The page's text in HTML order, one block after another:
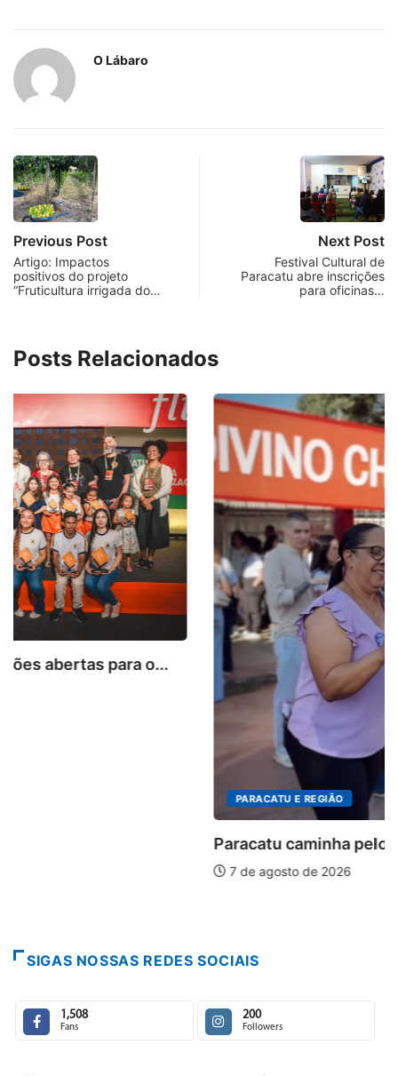
O Lábaro
Previous Post
Artigo: Impactos
positivos do projeto
“Fruticultura irrigada do…
Next Post
Festival Cultural de
Paracatu abre inscrições
para oficinas…
Posts Relacionados
Paracatu caminha pelos 20 anos da Lei...
SIGAS NOSSAS REDES SOCIAIS
1,508
Fans
200
Followers